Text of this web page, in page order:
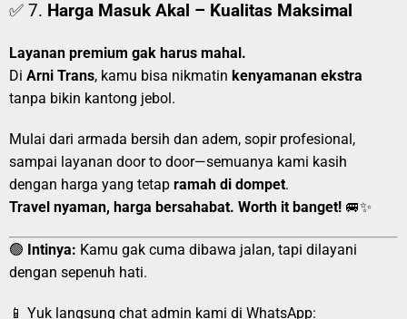
✅ 7. Harga Masuk Akal – Kualitas Maksimal
Layanan premium gak harus mahal.
Di Arni Trans, kamu bisa nikmatin kenyamanan ekstra
tanpa bikin kantong jebol.
Mulai dari armada bersih dan adem, sopir profesional,
sampai layanan door to door—semuanya kami kasih
dengan harga yang tetap ramah di dompet.
Travel nyaman, harga bersahabat. Worth it banget! 🚐✨
🟢 Intinya: Kamu gak cuma dibawa jalan, tapi dilayani
dengan sepenuh hati.
📱 Yuk langsung chat admin kami di WhatsApp: